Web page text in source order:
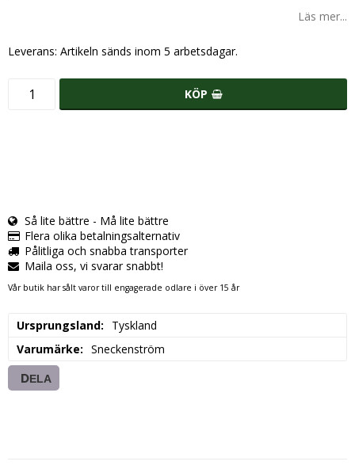
Läs mer...
Leverans: Artikeln sänds inom 5 arbetsdagar.
KÖP
Så lite bättre - Må lite bättre
Flera olika betalningsalternativ
Pålitliga och snabba transporter
Maila oss, vi svarar snabbt!
Vår butik har sålt varor till engagerade odlare i över 15 år
Ursprungsland
Tyskland
Varumärke
Sneckenström
DELA